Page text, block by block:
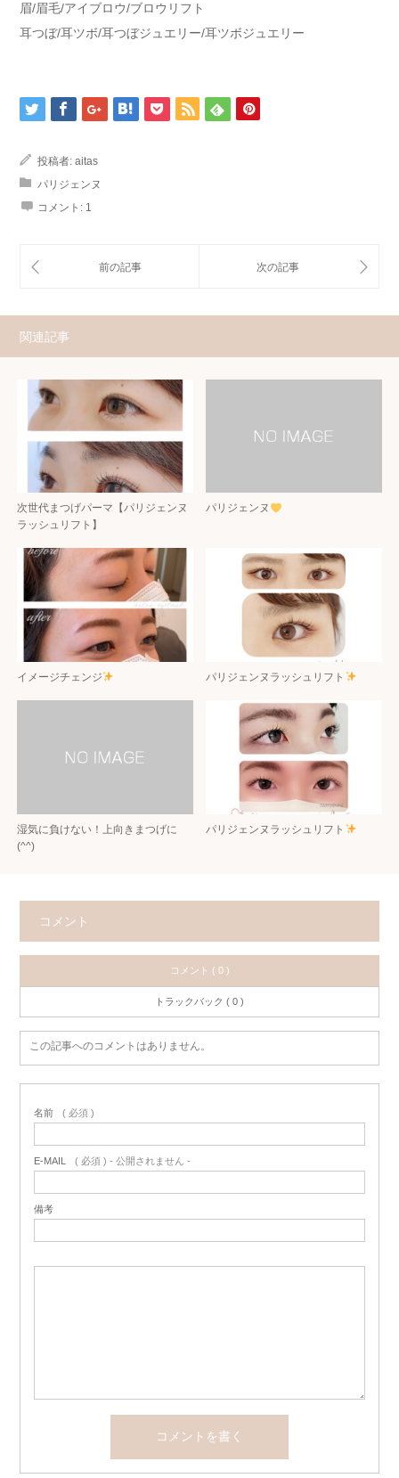
眉/眉毛/アイブロウ/ブロウリフト
耳つぼ/耳ツボ/耳つぼジュエリー/耳ツボジュエリー
投稿者: aitas
パリジェンヌ
コメント: 1
関連記事
次世代まつげパーマ【パリジェンヌ
ラッシュリフト】
パリジェンヌ
イメージチェンジ パリジェンヌラッシュリフト
湿気に負けない！上向きまつげに
(^^)
パリジェンヌラッシュリフト
コメント
コメント ( 0 )
トラックバック ( 0 )
この記事へのコメントはありません。
名前 ( 必須 )
E-MAIL ( 必須 ) - 公開されません -
備考